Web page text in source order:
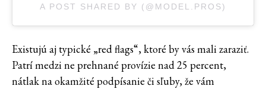
A POST SHARED BY (@MODEL.PROS)
Existujú aj typické „red flags“, ktoré by vás mali zaraziť.
Patrí medzi ne prehnané provízie nad 25 percent,
nátlak na okamžité podpísanie či sľuby, že vám